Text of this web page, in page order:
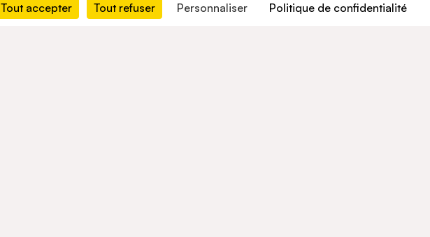
Tout accepter Tout refuser Personnaliser Politique de confidentialité